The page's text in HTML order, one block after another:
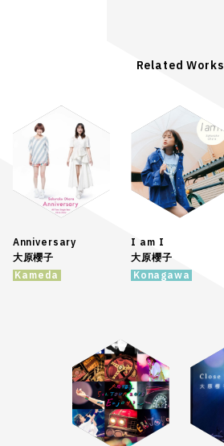
Related Works
Anniversary
大原櫻子
Kameda
I am I
大原櫻子
Konagawa